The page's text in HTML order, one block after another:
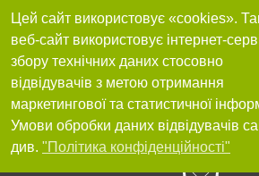
Цей сайт використовує «cookies».
веб-сайт використовує інтернет-
збору технічних даних стосовно
відвідувачів з метою отримання
маркетингової та статистичної
Умови обробки даних відвідувачів
див. "Політика конфіденційності"